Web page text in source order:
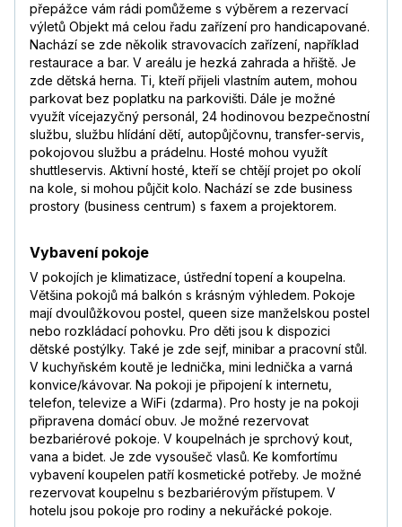
přepážce vám rádi pomůžeme s výběrem a rezervací
výletů Objekt má celou řadu zařízení pro handicapované.
Nachází se zde několik stravovacích zařízení, například
restaurace a bar. V areálu je hezká zahrada a hřiště. Je
zde dětská herna. Ti, kteří přijeli vlastním autem, mohou
parkovat bez poplatku na parkovišti. Dále je možné
využít vícejazyčný personál, 24 hodinovou bezpečnostní
službu, službu hlídání dětí, autopůjčovnu, transfer-servis,
pokojovou službu a prádelnu. Hosté mohou využít
shuttleservis. Aktivní hosté, kteří se chtějí projet po okolí
na kole, si mohou půjčit kolo. Nachází se zde business
prostory (business centrum) s faxem a projektorem.
Vybavení pokoje
V pokojích je klimatizace, ústřední topení a koupelna.
Většina pokojů má balkón s krásným výhledem. Pokoje
mají dvoulůžkovou postel, queen size manželskou postel
nebo rozkládací pohovku. Pro děti jsou k dispozici
dětské postýlky. Také je zde sejf, minibar a pracovní stůl.
V kuchyňském koutě je lednička, mini lednička a varná
konvice/kávovar. Na pokoji je připojení k internetu,
telefon, televize a WiFi (zdarma). Pro hosty je na pokoji
připravena domácí obuv. Je možné rezervovat
bezbariérové pokoje. V koupelnách je sprchový kout,
vana a bidet. Je zde vysoušeč vlasů. Ke komfortímu
vybavení koupelen patří kosmetické potřeby. Je možné
rezervovat koupelnu s bezbariérovým přístupem. V
hotelu jsou pokoje pro rodiny a nekuřácké pokoje.